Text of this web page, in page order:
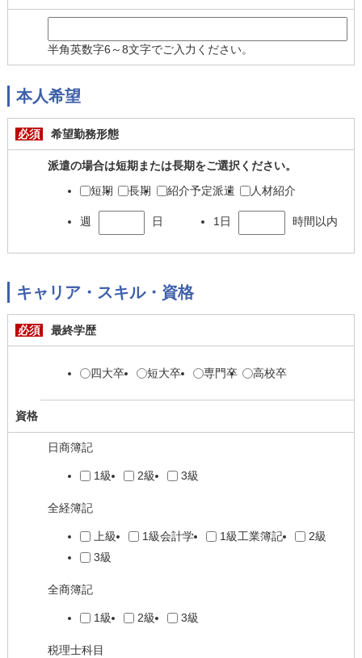
半角英数字6～8文字でご入力ください。
本人希望
必須 希望勤務形態
派遣の場合は短期または長期をご選択ください。
短期
長期 紹介予定派遣 人材紹介
週 日 1日 時間以内
キャリア・スキル・資格
必須 最終学歴
四大卒 短大卒 専門卒 高校卒
資格
日商簿記
1級 2級 3級
全経簿記
上級 1級会計学 1級工業簿記
2級
3級
全商簿記
1級 2級 3級
税理士科目